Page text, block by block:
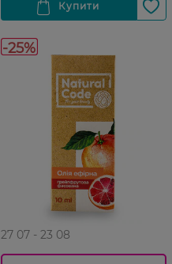
-25%
27 07 - 23 08